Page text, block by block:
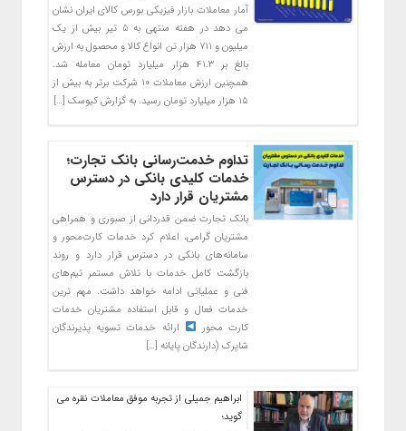
آمار معاملات بازار فیزیکی بورس کالای ایران نشان
می دهد در هفته منتهی به ۵ تیر بیش از یک
میلیون و ۷۱۱ هزار تن انواع کالا و محصول به ارزش
بالغ بر ۴۱.۳ هزار میلیارد تومان معامله شد.
همچنین ارزش معاملات ۱۰ شرکت برتر به بیش از
۱۵ هزار میلیارد تومان رسید. به گزارش کیوسک […]
تداوم خدمت‌رسانی بانک تجارت؛
خدمات کلیدی بانکی در دسترس
مشتریان قرار دارد
بانک تجارت ضمن قدردانی از صبوری و همراهی
مشتریان گرامی، اعلام کرد خدمات کارت‌محور و
سامانه‌های بانکی در دسترس قرار دارد و روند
بازگشت کامل خدمات با تلاش مستمر تیم‌های
فنی و عملیاتی ادامه خواهد داشت. مهم ترین
خدمات فعال و قابل استفاده مشتریان خدمات
کارت محور
ارائه خدمات تسویه پذیرندگان
شاپرک (دارندگان پایانه […]
ابراهیم جمیلی از تجربه موفق معاملات نقره می
گوید؛